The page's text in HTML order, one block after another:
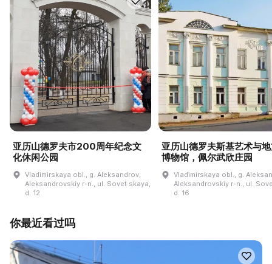
亚历山德罗夫市200周年纪念文
化休闲公园
Vladimirskaya obl., g. Aleksandrov,
Aleksandrovskiy r-n., ul. Sovet·skaya,
d. 12
亚历山德罗夫斯基艺术与
博物馆，佩尔武欣庄园
Vladimirskaya obl., g.
Aleksandrovskiy r-n., ul.
d. 16
你最近看过吗